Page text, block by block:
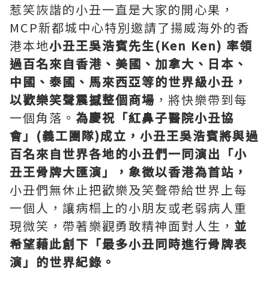
惹笑詼諧的小丑一直是大家的開心果，
MCP新都城中心特別邀請了揚威海外的香
港本地小丑王吳浩賓先生(Ken Ken) 率領
過百名來自香港、美國、加拿大、日本、
中國、泰國、馬來西亞等的世界級小丑，
以歡樂笑聲震撼整個商場 ，將快樂帶到每
一個角落。 為慶祝「紅鼻子醫院小丑協
會」 (義工團隊)成立， 小丑王吳浩賓將與過
百名來自世界各地的小丑們一同演出「小
丑王骨牌大匯演」，象徵以香港為首站，
小丑們無休止把歡樂及笑聲帶給世界上每
一個人，讓病榻上的小朋友或老弱病人重
現微笑，帶著樂觀勇敢精神面對人生， 並
希望藉此創下「最多小丑同時進行骨牌表
演」的世界紀錄。